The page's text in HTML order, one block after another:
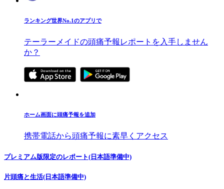
ランキング世界No.1のアプリで
テーラーメイドの頭痛予報レポートを入手しません
か？
ホーム画面に頭痛予報を追加
携帯電話から頭痛予報に素早くアクセス
プレミアム版限定のレポート(日本語準備中)
片頭痛と生活(日本語準備中)